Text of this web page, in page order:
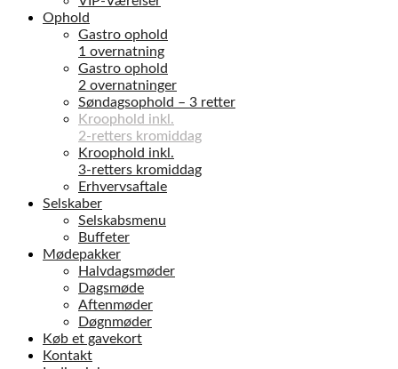
Ophold
Gastro ophold
1 overnatning
Gastro ophold
2 overnatninger
Søndagsophold – 3 retter
Kroophold inkl.
2-retters kromiddag
Kroophold inkl.
3-retters kromiddag
Erhvervsaftale
Selskaber
Selskabsmenu
Buffeter
Mødepakker
Halvdagsmøder
Dagsmøde
Aftenmøder
Døgnmøder
Køb et gavekort
Kontakt